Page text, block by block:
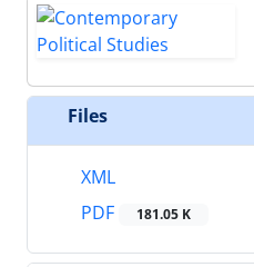
Files
XML
PDF
181.05 K